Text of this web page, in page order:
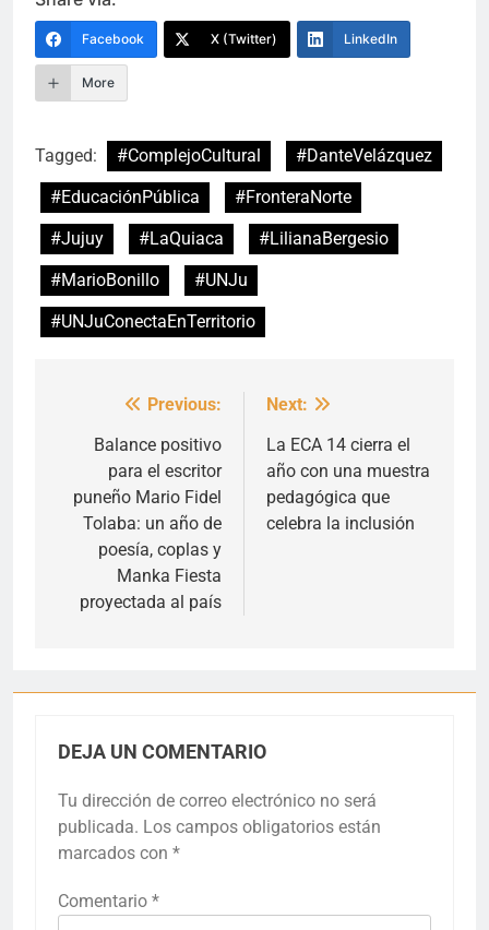
Facebook X (Twitter) LinkedIn
More
Tagged: #ComplejoCultural
#DanteVelázquez
#EducaciónPública
#FronteraNorte
#Jujuy
#LaQuiaca
#LilianaBergesio
#MarioBonillo
#UNJu
#UNJuConectaEnTerritorio
Navegación
entradas
Previous:
Balance positivo
para el escritor
puneño Mario Fidel
Tolaba: un año de
poesía, coplas y
Manka Fiesta
proyectada al país
Next:
La ECA 14 cierra el
año con una muestra
pedagógica que
celebra la inclusión
DEJA UN COMENTARIO
Tu dirección de correo electrónico no será
publicada. Los campos obligatorios están
marcados con *
Comentario *